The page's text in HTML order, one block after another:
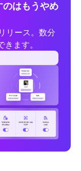
のはもうやめ
リース。数分
ます。